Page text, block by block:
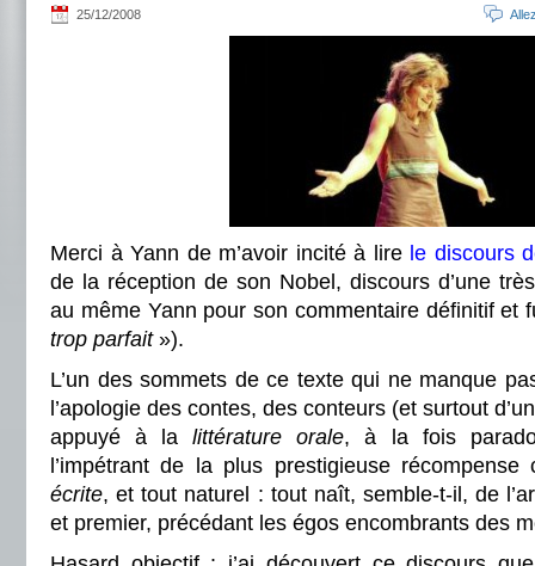
25/12/2008
Merci à Yann de m’avoir incité à lire le discours
de la réception de son Nobel, discours d’une
au même Yann pour son commentaire définitif et
trop parfait»).
L’un des sommets de ce texte qui ne manque
l’apologie des contes, des conteurs (et surtout
appuyé à lalittérature orale, à la fois
l’impétrant de la plus prestigieuse
écrite, et tout naturel : tout naît, semble-t-il, de
et premier, précédant les égos encombrants des